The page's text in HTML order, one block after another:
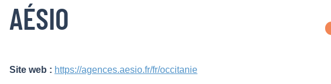
AÉSIO
Site web : https://agences.aesio.fr/fr/occitanie